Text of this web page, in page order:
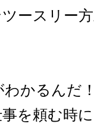
ースリー
かるんだ
を頼む時